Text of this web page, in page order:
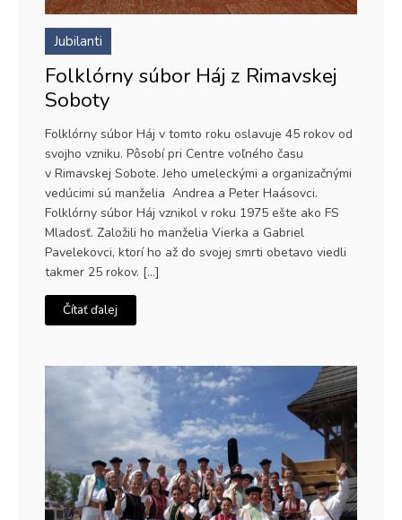
Jubilanti
Folklórny súbor Háj z Rimavskej
Soboty
Folklórny súbor Háj v tomto roku oslavuje 45 rokov od
svojho vzniku. Pôsobí pri Centre voľného času
v Rimavskej Sobote. Jeho umeleckými a organizačnými
vedúcimi sú manželia Andrea a Peter Haásovci.
Folklórny súbor Háj vznikol v roku 1975 ešte ako FS
Mladosť. Založili ho manželia Vierka a Gabriel
Pavelekovci, ktorí ho až do svojej smrti obetavo viedli
takmer 25 rokov. […]
Čítať ďalej